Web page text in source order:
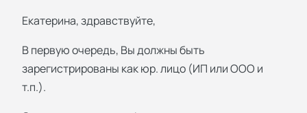
Екатерина, здравствуйте,
В первую очередь, Вы должны быть
зарегистрированы как юр. лицо (ИП или ООО и
т.п.).